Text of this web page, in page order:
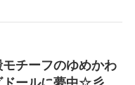
チーフのゆめかわ